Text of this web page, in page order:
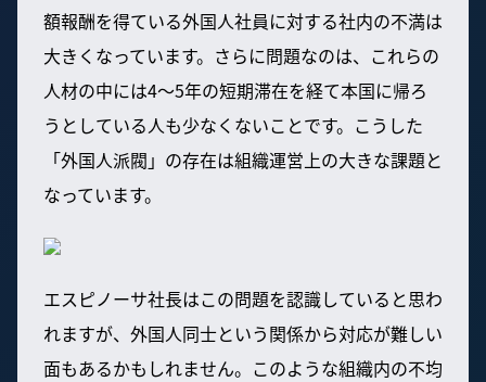
額報酬を得ている外国人社員に対する社内の不満は
大きくなっています。さらに問題なのは、これらの
人材の中には4〜5年の短期滞在を経て本国に帰ろ
うとしている人も少なくないことです。こうした
「外国人派閥」の存在は組織運営上の大きな課題と
なっています。
エスピノーサ社長はこの問題を認識していると思わ
れますが、外国人同士という関係から対応が難しい
面もあるかもしれません。このような組織内の不均